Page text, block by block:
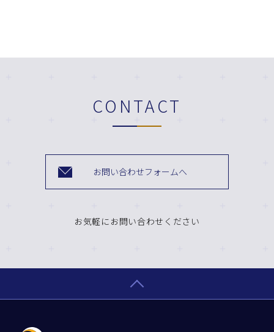
CONTACT
お問い合わせフォームへ
お気軽にお問い合わせください